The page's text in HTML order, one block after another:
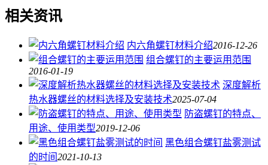
相关资讯
内六角螺钉材料介绍2016-12-26
组合螺钉的主要运用范围
2016-01-19
深度解析
热水器螺丝的材料选择及安装技术2025-07-04
防盗螺钉的特点、
用途、使用类型2019-12-06
黑色组合螺钉盐雾测试
的时间2021-10-13